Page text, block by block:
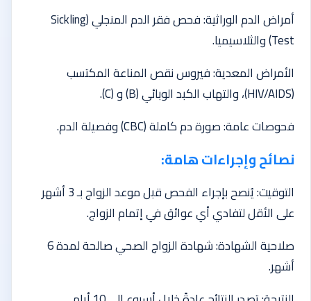
أمراض الدم الوراثية: فحص فقر الدم المنجلي (Sickling
Test) والثلاسيميا.
الأمراض المعدية: فيروس نقص المناعة المكتسب
(HIV/AIDS)، والتهاب الكبد الوبائي (B) و (C).
فحوصات عامة: صورة دم كاملة (CBC) وفصيلة الدم.
نصائح وإجراءات هامة:
التوقيت: يُنصح بإجراء الفحص قبل موعد الزواج بـ 3 أشهر
على الأقل لتفادي أي عوائق في إتمام الزواج.
صلاحية الشهادة: شهادة الزواج الصحي صالحة لمدة 6
أشهر.